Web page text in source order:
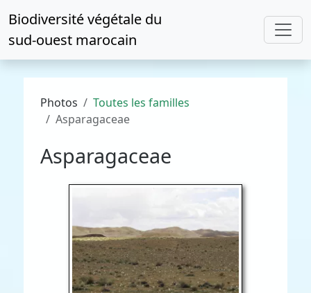
Biodiversité végétale du
sud-ouest marocain
Photos
Toutes les familles
Asparagaceae
Asparagaceae